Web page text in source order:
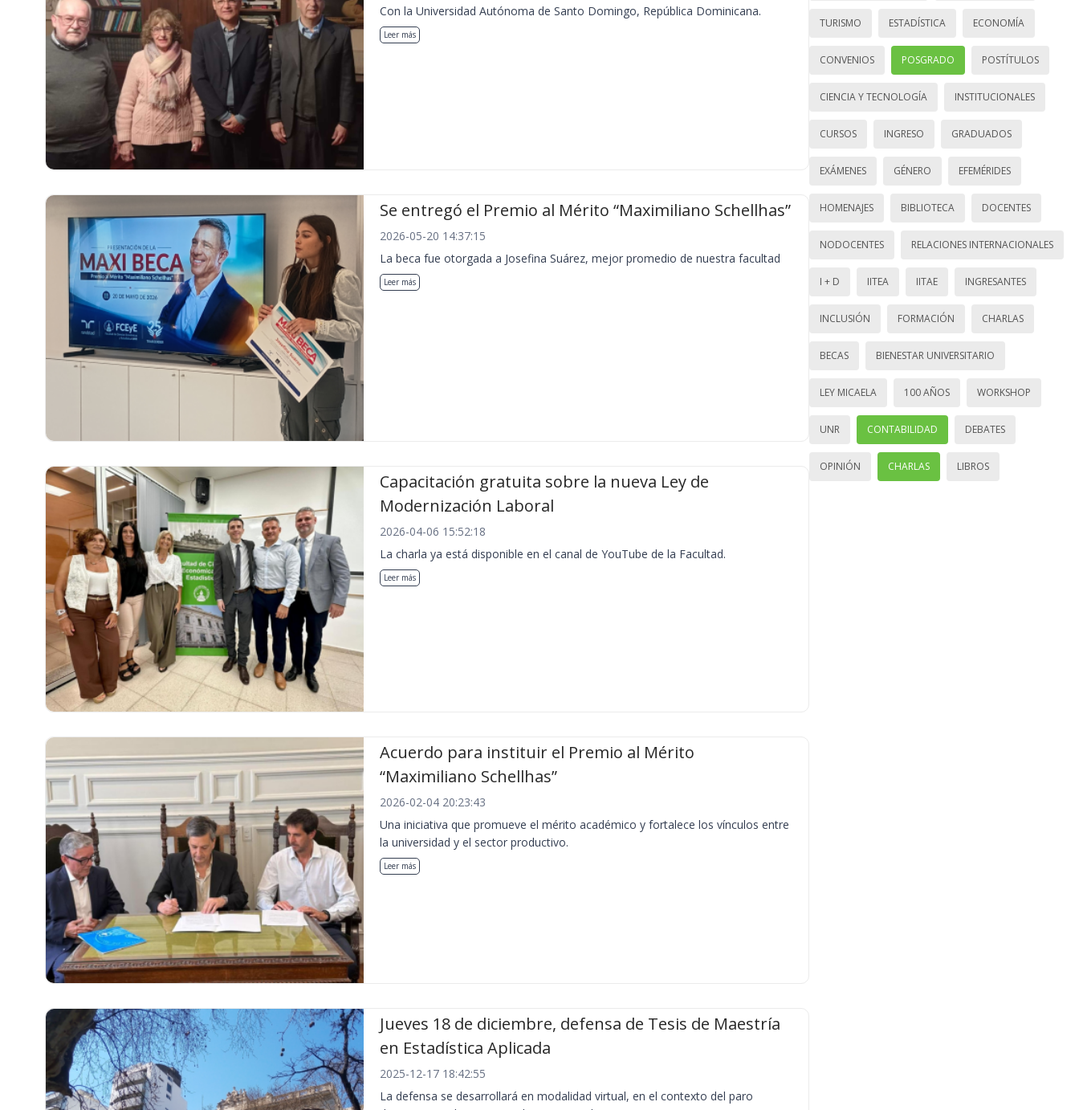
Con la Universidad Autónoma de Santo Domingo, República Dominicana.
Leer más
Se entregó el Premio al Mérito “Maximiliano Schellhas”
2026-05-20 14:37:15
La beca fue otorgada a Josefina Suárez, mejor promedio de nuestra facultad
Leer más
Capacitación gratuita sobre la nueva Ley de
Modernización Laboral
2026-04-06 15:52:18
La charla ya está disponible en el canal de YouTube de la Facultad.
Leer más
Acuerdo para instituir el Premio al Mérito
“Maximiliano Schellhas”
2026-02-04 20:23:43
Una iniciativa que promueve el mérito académico y fortalece los vínculos entre
la universidad y el sector productivo.
Leer más
Jueves 18 de diciembre, defensa de Tesis de Maestría
en Estadística Aplicada
2025-12-17 18:42:55
La defensa se desarrollará en modalidad virtual, en el contexto del paro
TURISMO ESTADÍSTICA ECONOMÍA
CONVENIOS POSGRADO POSTÍTULOS
CIENCIA Y TECNOLOGÍA INSTITUCIONALES
CURSOS INGRESO GRADUADOS
EXÁMENES GÉNERO EFEMÉRIDES
HOMENAJES BIBLIOTECA DOCENTES
NODOCENTES RELACIONES INTERNACIONALES
I + D IITEA IITAE INGRESANTES
INCLUSIÓN FORMACIÓN CHARLAS
BECAS BIENESTAR UNIVERSITARIO
LEY MICAELA 100 AÑOS WORKSHOP
UNR CONTABILIDAD DEBATES
OPINIÓN CHARLAS LIBROS